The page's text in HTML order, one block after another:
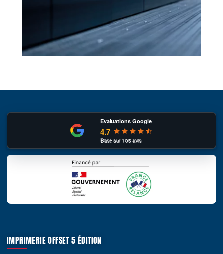
Evaluations Google
4.7
Basé sur105avis
IMPRIMERIE OFFSET 5 ÉDITION